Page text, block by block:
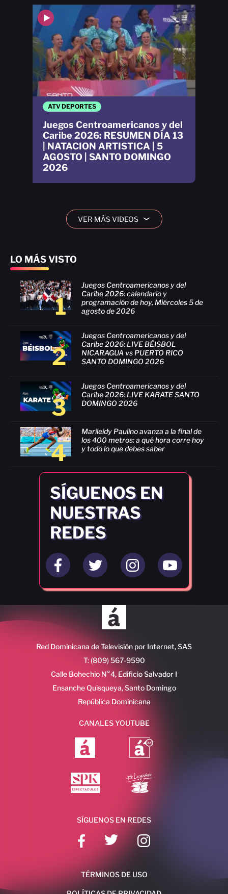
LO MÁS VISTO
1
Juegos Centroamericanos y del
Caribe 2026: calendario y
programación de hoy, Miércoles 5 de
agosto de 2026
2
Juegos Centroamericanos y del
Caribe 2026: LIVE BÉISBOL
NICARAGUA vs PUERTO RICO
SANTO DOMINGO 2026
3
Juegos Centroamericanos y del
Caribe 2026: LIVE KARATE SANTO
DOMINGO 2026
4
Marileidy Paulino avanza a la final de
los 400 metros: a qué hora corre hoy
y todo lo que debes saber
SÍGUENOS EN
NUESTRAS
REDES
ATV DEPORTES
Juegos Centroamericanos y del
Caribe 2026: RESUMEN DÍA 13
| NATACION ARTISTICA | 5
AGOSTO | SANTO DOMINGO
2026
VER MÁS VIDEOS ›
Red Dominicana de Televisión por Internet, SAS
T: (809) 567-9590
Calle Bohechio N°4, Edificio Salvador I
Ensanche Quisqueya, Santo Domingo
República Dominicana
CANALES YOUTUBE
SÍGUENOS EN REDES
TÉRMINOS DE USO